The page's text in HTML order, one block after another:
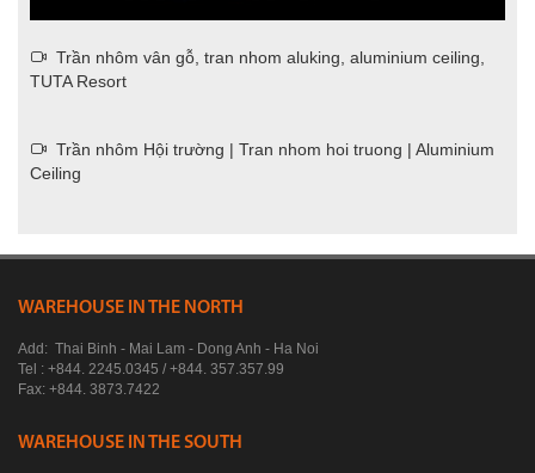
Trần nhôm vân gỗ, tran nhom aluking, aluminium ceiling,
TUTA Resort
Trần nhôm Hội trường | Tran nhom hoi truong | Aluminium
Ceiling
WAREHOUSE IN THE NORTH
Add: Thai Binh - Mai Lam - Dong Anh - Ha Noi
Tel : +844. 2245.0345 / +844. 357.357.99
Fax: +844. 3873.7422
WAREHOUSE IN THE SOUTH